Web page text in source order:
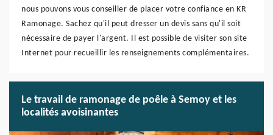
nous pouvons vous conseiller de placer votre confiance en KR
Ramonage. Sachez qu'il peut dresser un devis sans qu'il soit
nécessaire de payer l'argent. Il est possible de visiter son site
Internet pour recueillir les renseignements complémentaires.
Le travail de ramonage de poêle à Semoy et les
localités avoisinantes